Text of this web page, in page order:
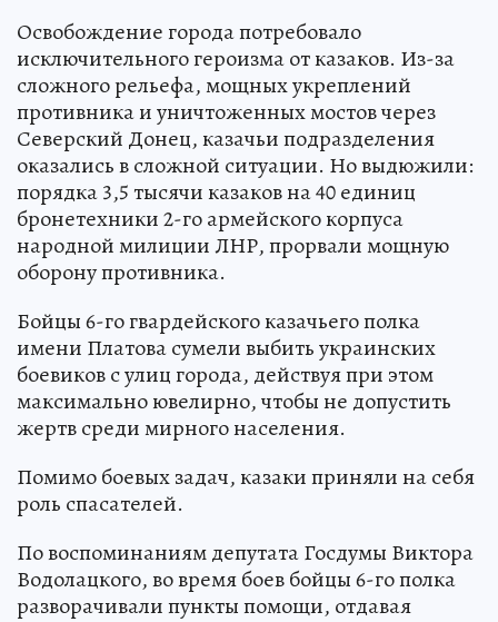
Освобождение города потребовало
исключительного героизма от казаков. Из-за
сложного рельефа, мощных укреплений
противника и уничтоженных мостов через
Северский Донец, казачьи подразделения
оказались в сложной ситуации. Но выдюжили:
порядка 3,5 тысячи казаков на 40 единиц
бронетехники 2-го армейского корпуса
народной милиции ЛНР, прорвали мощную
оборону противника.
Бойцы 6-го гвардейского казачьего полка
имени Платова сумели выбить украинских
боевиков с улиц города, действуя при этом
максимально ювелирно, чтобы не допустить
жертв среди мирного населения.
Помимо боевых задач, казаки приняли на себя
роль спасателей.
По воспоминаниям депутата Госдумы Виктора
Водолацкого, во время боев бойцы 6-го полка
разворачивали пункты помощи, отдавая